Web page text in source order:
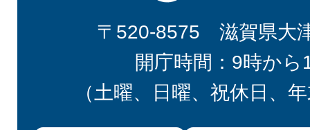
〒520-8575 滋賀県大
開庁時間：9時から
（土曜、日曜、祝休日、